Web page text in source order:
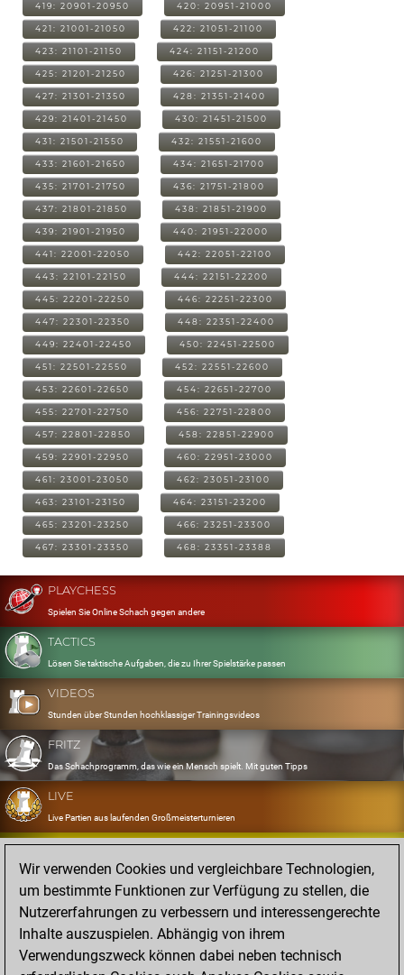
419: 20901-20950 420: 20951-21000
421: 21001-21050 422: 21051-21100
423: 21101-21150 424: 21151-21200
425: 21201-21250 426: 21251-21300
427: 21301-21350 428: 21351-21400
429: 21401-21450 430: 21451-21500
431: 21501-21550 432: 21551-21600
433: 21601-21650 434: 21651-21700
435: 21701-21750 436: 21751-21800
437: 21801-21850 438: 21851-21900
439: 21901-21950 440: 21951-22000
441: 22001-22050 442: 22051-22100
443: 22101-22150 444: 22151-22200
445: 22201-22250 446: 22251-22300
447: 22301-22350 448: 22351-22400
449: 22401-22450 450: 22451-22500
451: 22501-22550 452: 22551-22600
453: 22601-22650 454: 22651-22700
455: 22701-22750 456: 22751-22800
457: 22801-22850 458: 22851-22900
459: 22901-22950 460: 22951-23000
461: 23001-23050 462: 23051-23100
463: 23101-23150 464: 23151-23200
465: 23201-23250 466: 23251-23300
467: 23301-23350 468: 23351-23388
PLAYCHESS
Spielen Sie Online Schach gegen andere
TACTICS
Lösen Sie taktische Aufgaben, die zu Ihrer Spielstärke passen
VIDEOS
Stunden über Stunden hochklassiger Trainingsvideos
FRITZ
Das Schachprogramm, das wie ein Mensch spielt. Mit guten Tipps
LIVE
Live Partien aus laufenden Großmeisterturnieren
OPENINGS
Erfassen und Üben Sie Ihr Eröffnungsrepertoire
DATABASE
Acht Millionen starke Partien
MYGAMES
Speichern und analysieren Sie eigene Partien in der Cloud
Wir verwenden Cookies und vergleichbare Technologien,
um bestimmte Funktionen zur Verfügung zu stellen, die
Nutzererfahrungen zu verbessern und interessengerechte
Inhalte auszuspielen. Abhängig von ihrem
Verwendungszweck können dabei neben technisch